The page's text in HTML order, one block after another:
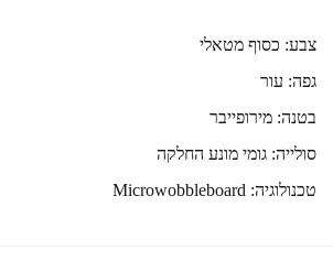
צבע: כסוף מטאלי
גפה: עור
בטנה: מירופייבר
סולייה: גומי מונע החלקה
טכנולוגיה: Microwobbleboard